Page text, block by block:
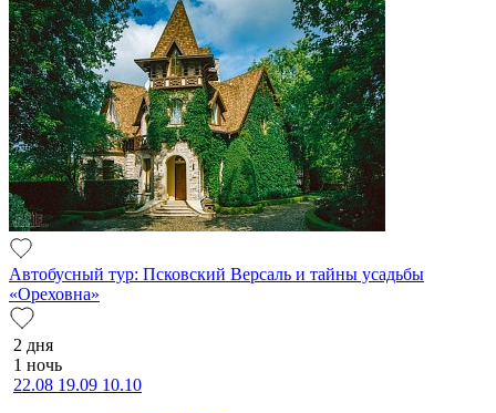
Автобусный тур: Псковский Версаль и тайны усадьбы
«Ореховна»
2 дня
1 ночь
22.08 19.09 10.10